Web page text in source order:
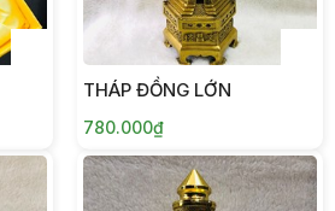
THÁP ĐỒNG LỚN
780.000₫